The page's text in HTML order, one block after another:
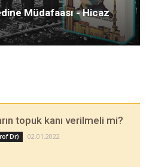
Müdafaası - Hicaz
topuk kanı verilmeli mi?
Dr) 02.01.2022